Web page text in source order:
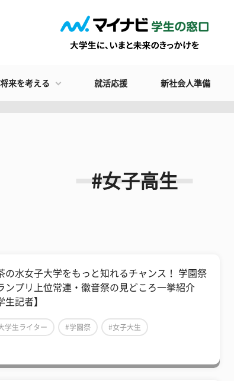
将来を考える 就活応援 新社会人準備
#女子高生
の水女子大学をもっと知れるチャンス！ 学園祭
ンプリ上位常連・徽音祭の見どころ一挙紹介
生記者】
学生ライター #学園祭 #女子大生